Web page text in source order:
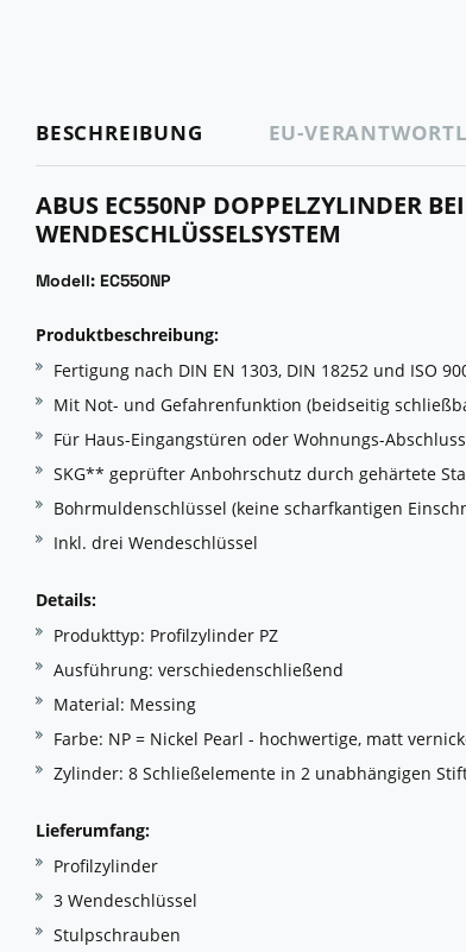
BESCHREIBUNG EU-
ABUS EC550NP DOPPELZYLINDER
WENDESCHLÜSSELSYSTEM
Modell: EC550NP
Produktbeschreibung:
Fertigung nach DIN EN 1303, DIN 18252 und ISO
Mit Not- und Gefahrenfunktion (beidseitig
Für Haus-Eingangstüren oder Wohnungs-
SKG** geprüfter Anbohrschutz durch gehärtete
Bohrmuldenschlüssel (keine scharfkantigen
Inkl. drei Wendeschlüssel
Details:
Produkttyp: Profilzylinder PZ
Ausführung: verschiedenschließend
Material: Messing
Farbe: NP = Nickel Pearl - hochwertige, matt
Zylinder: 8 Schließelemente in 2 unabhängigen
Lieferumfang:
Profilzylinder
3 Wendeschlüssel
Stulpschrauben